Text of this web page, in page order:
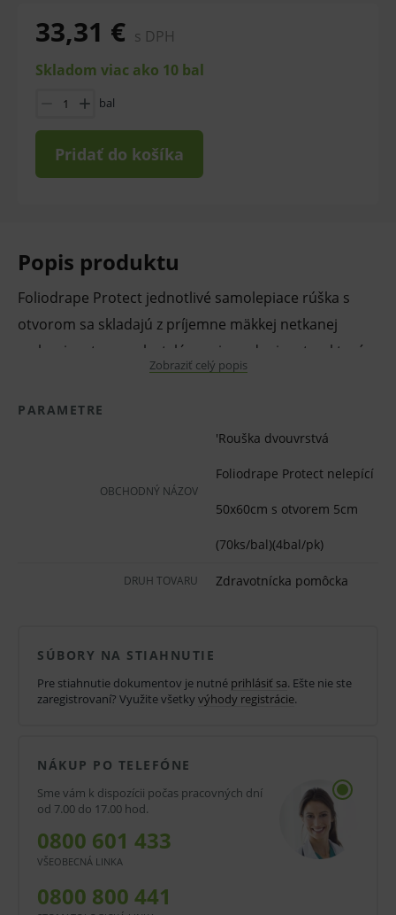
33,31 € s DPH
Skladom viac ako 10 bal
bal
Pridať do košíka
Popis produktu
Foliodrape Protect jednotlivé samolepiace rúška s
otvorom sa skladajú z príjemne mäkkej netkanej
vrchnej vrstvy a polyetylénovej spodnej vrstvy, ktorá
je nepriepustná pre vlhkosť a baktérie.
Dvojvrstvový materiál Foliodrape Protect je vhodný
výkony s nižším únikom tekutín.
nelepiace
nepriepustné pre vlhkosť a baktérie
odolné proti oteru
veľmi poddajné
hygienická ochrana
pre kratšie operačné výkony s nižším únikom
tekutín
priemer otvoru 5 cm
Zobraziť celý popis
PARAMETRE
OBCHODNÝ NÁZOV
'Rouška dvouvrstvá
Foliodrape Protect nelepící
50x60cm s otvorem 5cm
(70ks/bal)(4bal/pk)
DRUH TOVARU Zdravotnícka pomôcka
SÚBORY NA STIAHNUTIE
Pre stiahnutie dokumentov je nutné prihlásiť sa. Ešte nie ste
zaregistrovaní? Využite všetky výhody registrácie.
NÁKUP PO TELEFÓNE
Sme vám k dispozícii počas pracovných dní
od 7.00 do 17.00 hod.
0800 601 433
VŠEOBECNÁ LINKA
0800 800 441